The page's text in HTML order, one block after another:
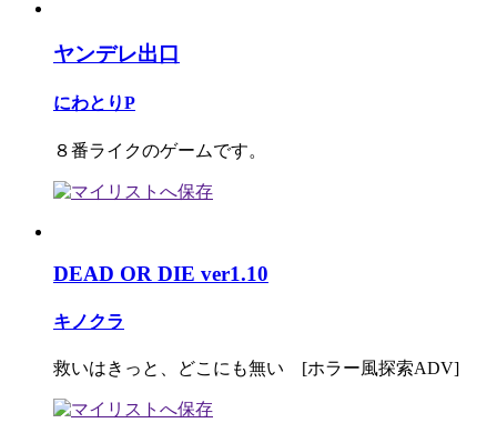
ヤンデレ出口
にわとりP
８番ライクのゲームです。
DEAD OR DIE ver1.10
キノクラ
救いはきっと、どこにも無い [ホラー風探索ADV]